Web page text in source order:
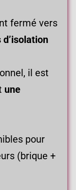
fermé vers
il est
une
pour
(brique +